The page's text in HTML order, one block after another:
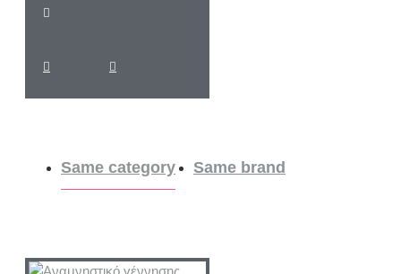
Same category Same brand